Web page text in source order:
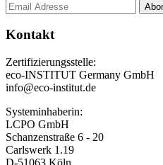
Kontakt
Zertifizierungsstelle:
eco-INSTITUT Germany GmbH
info@eco-institut.de
Systeminhaberin:
LCPO GmbH
Schanzenstraße 6 - 20
Carlswerk 1.19
D-51063 Köln